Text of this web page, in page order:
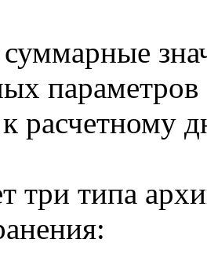
параметров
расчетному
три типа